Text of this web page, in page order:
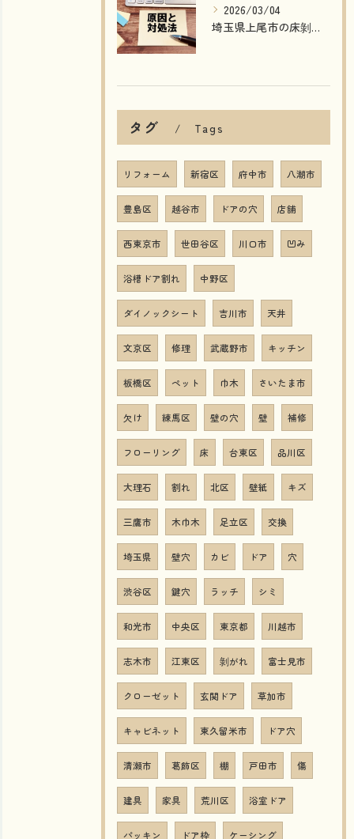
2026/03/04
埼玉県上尾市の床剝がれ補修方法解説
タグ Tags
リフォーム 新宿区 府中市 八潮市
豊島区 越谷市 ドアの穴 店舗
西東京市 世田谷区 川口市 凹み
浴槽ドア割れ 中野区
ダイノックシート 吉川市 天井
文京区 修理 武蔵野市 キッチン
板橋区 ペット 巾木 さいたま市
欠け 練馬区 壁の穴 壁 補修
フローリング 床 台東区 品川区
大理石 割れ 北区 壁紙 キズ
三鷹市 木巾木 足立区 交換
埼玉県 壁穴 カビ ドア 穴
渋谷区 鍵穴 ラッチ シミ
和光市 中央区 東京都 川越市
志木市 江東区 剝がれ 富士見市
クローゼット 玄関ドア 草加市
キャビネット 東久留米市 ドア穴
清瀬市 葛飾区 棚 戸田市 傷
建具 家具 荒川区 浴室ドア
パッキン ドア枠 ケーシング